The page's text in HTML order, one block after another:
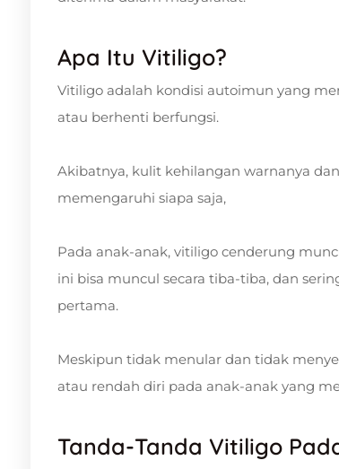
Apa Itu Vitiligo?
Vitiligo adalah kondisi autoimun yang
atau berhenti berfungsi.
Akibatnya, kulit kehilangan warnanya
memengaruhi siapa saja,
Pada anak-anak, vitiligo cenderung
ini bisa muncul secara tiba-tiba, dan
pertama.
Meskipun tidak menular dan tidak
atau rendah diri pada anak-anak yang
Tanda-Tanda Vitiligo